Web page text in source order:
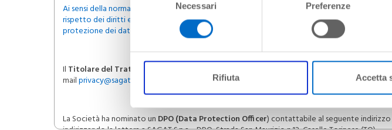
del
consenso
Necessari Preferenze
Rifiuta Accetta
Ai sensi della normativa vigente desideriamo informarLa che il trattamento dei dati
rispetto dei diritti e delle libertà fondamentali, con particolare riferimento alla riservatezza
protezione dei dati.
Il Titolare del Trattamento
mailprivacy@sagat.trn.it oppure indirizzando la lettera a SAGAT S.p.a. - Titolare Privacy, Strada
La Società ha nominato un DPO (Data Protection Officer) contattabile al seguente indirizzo